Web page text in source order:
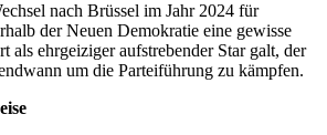
nach Brüssel im Jahr 2024 für
der Neuen Demokratie eine gewisse
als ehrgeiziger aufstrebender Star galt, der
um die Parteiführung zu kämpfen.